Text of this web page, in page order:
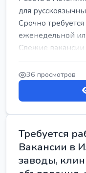
для
Срочно
еженедельной
Свежие вакансии
36 просмотров
Требуется
Вакансии в
заводы,